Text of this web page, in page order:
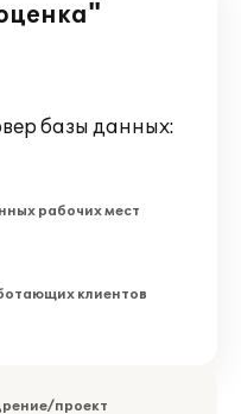
базы данных:
рабочих мест
клиентов
проект